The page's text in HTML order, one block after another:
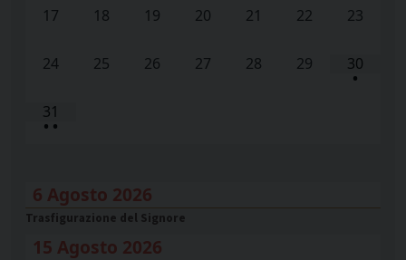
17 18 19 20 21 22 23
24 25 26 27 28 29 30
•
31
• •
6 Agosto 2026
Trasfigurazione del Signore
15 Agosto 2026